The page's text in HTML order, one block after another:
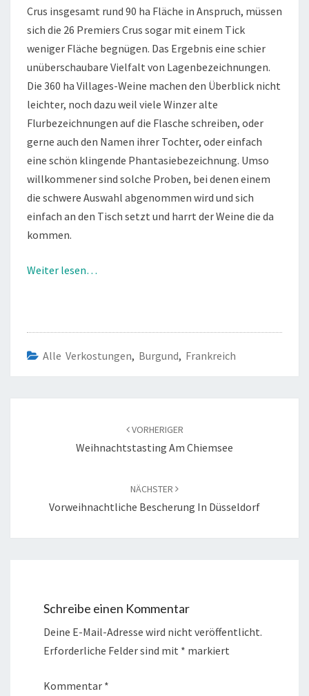
Crus insgesamt rund 90 ha Fläche in Anspruch, müssen
sich die 26 Premiers Crus sogar mit einem Tick
weniger Fläche begnügen. Das Ergebnis eine schier
unüberschaubare Vielfalt von Lagenbezeichnungen.
Die 360 ha Villages-Weine machen den Überblick nicht
leichter, noch dazu weil viele Winzer alte
Flurbezeichnungen auf die Flasche schreiben, oder
gerne auch den Namen ihrer Tochter, oder einfach
eine schön klingende Phantasiebezeichnung. Umso
willkommener sind solche Proben, bei denen einem
die schwere Auswahl abgenommen wird und sich
einfach an den Tisch setzt und harrt der Weine die da
kommen.
Weiter lesen…
Alle Verkostungen, Burgund, Frankreich
VORHERIGER
Weihnachtstasting Am Chiemsee
NÄCHSTER
Vorweihnachtliche Bescherung In Düsseldorf
Schreibe einen Kommentar
Deine E-Mail-Adresse wird nicht veröffentlicht.
Erforderliche Felder sind mit * markiert
Kommentar *